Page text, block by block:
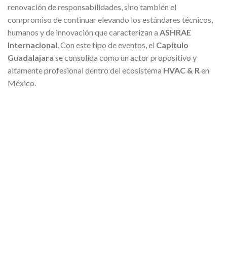
renovación de responsabilidades, sino también el
compromiso de continuar elevando los estándares técnicos,
humanos y de innovación que caracterizan a ASHRAE
Internacional. Con este tipo de eventos, el Capítulo
Guadalajara se consolida como un actor propositivo y
altamente profesional dentro del ecosistema HVAC & R en
México.